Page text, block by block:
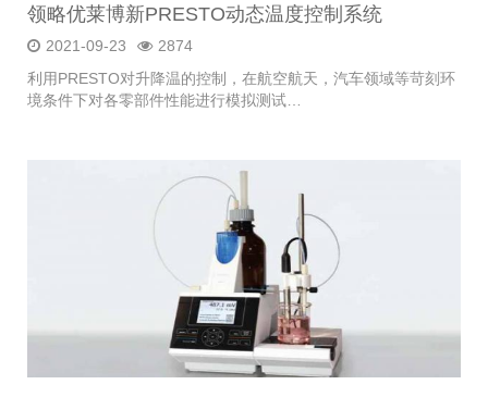
领略优莱博新PRESTO动态温度控制系统
2021-09-23
2874
利用PRESTO对升降温的控制，在航空航天，汽车领域等苛刻环
境条件下对各零部件性能进行模拟测试…